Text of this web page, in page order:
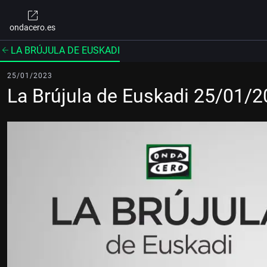
ondacero.es
LA BRÚJULA DE EUSKADI
25/01/2023
La Brújula de Euskadi 25/01/